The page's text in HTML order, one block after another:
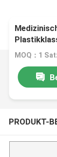
MOQ：1
PRODUKT-